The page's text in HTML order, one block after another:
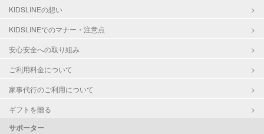
KIDSLINEの想い
KIDSLINEでのマナー・注意点
安心安全への取り組み
ご利用料金について
家事代行のご利用について
ギフトを贈る
サポーター